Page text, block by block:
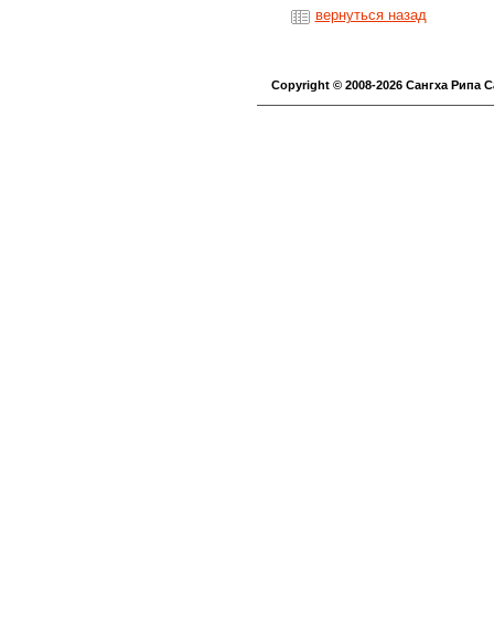
вернуться назад
Copyright © 2008-2026 Cангха Рипа